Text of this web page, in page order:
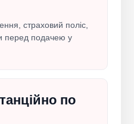
страховий поліс,
перед подачею у
по